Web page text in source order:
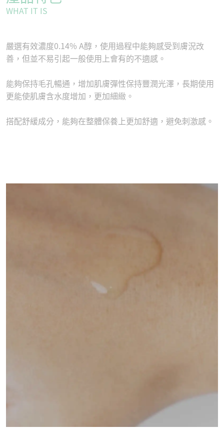
WHAT IT IS
嚴選有效濃度0.14% A醇，使用過程中能夠感受到膚況改
善，但並不易引起一般使用上會有的不適感。
能夠保持毛孔暢通，增加肌膚彈性保持豐潤光澤，長期使用
更能使肌膚含水度增加，更加細緻。
搭配舒緩成分，能夠在整體保養上更加舒適，避免刺激感。